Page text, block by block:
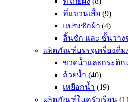
ที่แขวนเสื้อ (9)
แปรงซักผ้า (4)
ลิ้นชัก และ ชั้นวาง
ผลิตภัณฑ์บรรจุเครื่องดื่ม/
ขวดน้ำและกระติก
ถ้วยน้ำ (40)
เหยือกน้ำ (19)
ผลิตภัณฑ์ในครัวเรือน